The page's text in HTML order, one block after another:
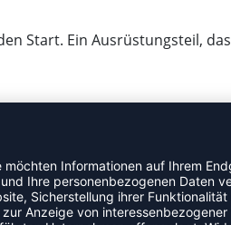
Start. Ein Ausrüstungsteil, das